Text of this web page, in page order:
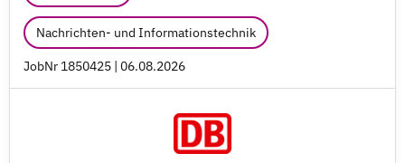
Nachrichten- und Informationstechnik
JobNr 1850425 | 06.08.2026